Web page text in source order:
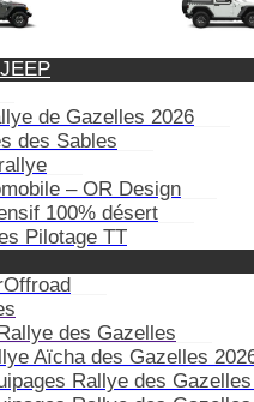
de Gazelles 2026
des Sables
– OR Design
100% désert
Pilotage TT
Rallye des Gazelles
Aïcha des Gazelles
Rallye des